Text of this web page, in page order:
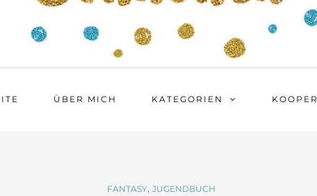
ÜBER MICH KATEGORIEN
FANTASY, JUGENDBUCH